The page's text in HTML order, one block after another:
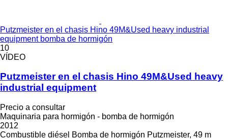
Putzmeister en el chasis Hino 49M&Used heavy industrial
equipment bomba de hormigón
10
VÍDEO
Putzmeister en el chasis Hino 49M&Used heavy
industrial equipment
Precio a consultar
Maquinaria para hormigón - bomba de hormigón
2012
Combustible diésel Bomba de hormigón Putzmeister, 49 m